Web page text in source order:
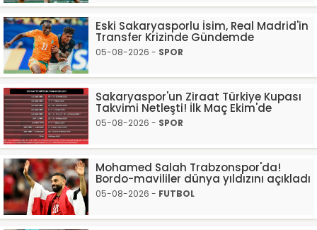
Eski Sakaryasporlu İsim, Real Madrid'in
Transfer Krizinde Gündemde
05-08-2026 - SPOR
Sakaryaspor'un Ziraat Türkiye Kupası
Takvimi Netleşti! İlk Maç Ekim'de
05-08-2026 - SPOR
Mohamed Salah Trabzonspor'da!
Bordo-mavililer dünya yıldızını açıkladı
05-08-2026 - FUTBOL